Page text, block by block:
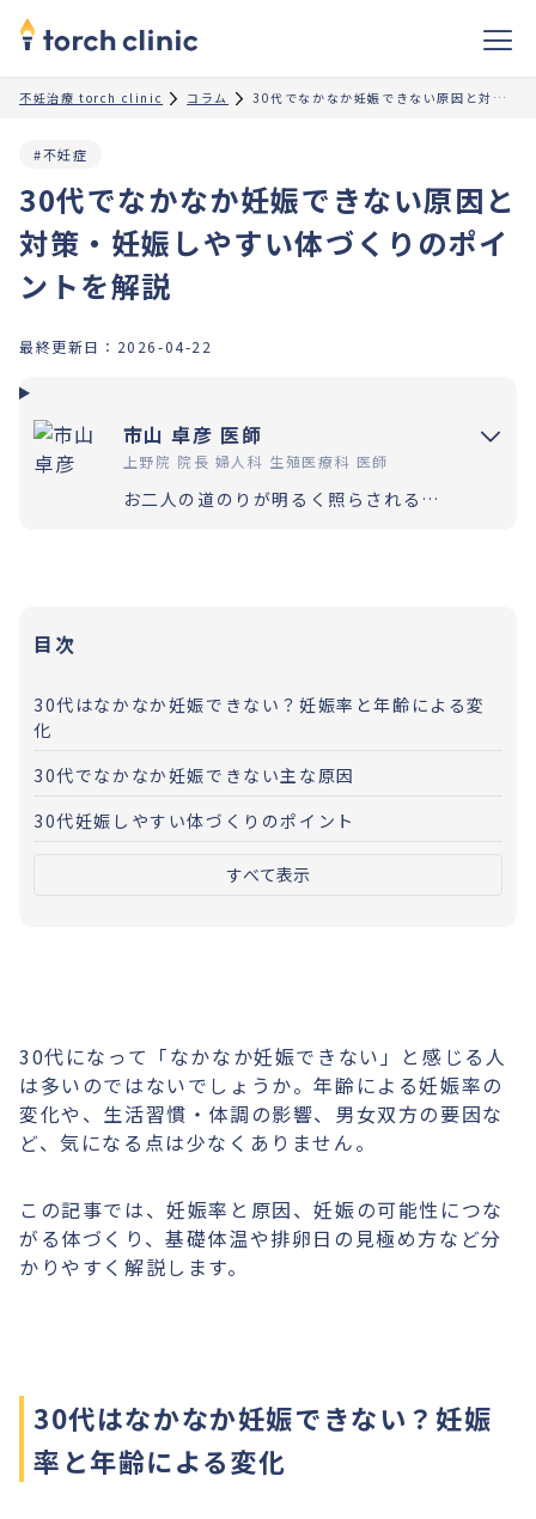
不妊治療 torch clinic コラム 30代でなかなか妊娠できない原因と対策・妊娠しやすい体づくりのポイントを解説
30代でなかなか妊娠できない原因と
対策・妊娠しやすい体づくりのポイ
ントを解説
#不妊症
最終更新日： 2026-04-22
市山 卓彦 医師
上野院 院長 婦人科 生殖医療科 医師
お二人の道のりが明るく照らされるよう「理解」と「納得」の上で選択いただく過程を大切にしています。エビデンスに基づいた高水準の医療提供により「幸せな家族計画の実現」をお手伝いさせていただきます。
目次
30代はなかなか妊娠できない？妊娠率と年齢による変
化
30代でなかなか妊娠できない主な原因
30代妊娠しやすい体づくりのポイント
すべて表示
30代になって「なかなか妊娠できない」と感じる人
は多いのではないでしょうか。年齢による妊娠率の
変化や、生活習慣・体調の影響、男女双方の要因な
ど、気になる点は少なくありません。
この記事では、妊娠率と原因、妊娠の可能性につな
がる体づくり、基礎体温や排卵日の見極め方など分
かりやすく解説します。
30代はなかなか妊娠できない？妊娠
率と年齢による変化